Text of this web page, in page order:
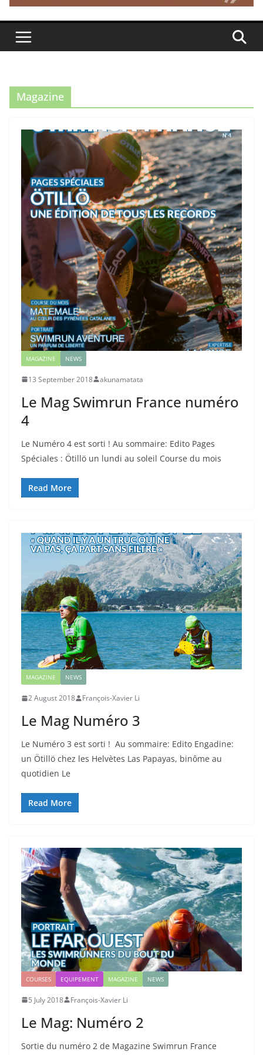
Magazine
MAGAZINE NEWS
13 September 2018 akunamatata
Le Mag Swimrun France numéro
4
Le Numéro 4 est sorti ! Au sommaire: Edito Pages
Spéciales : Ötillö un lundi au soleil Course du mois
Read More
MAGAZINE NEWS
2 August 2018 François-Xavier Li
Le Mag Numéro 3
Le Numéro 3 est sorti ! Au sommaire: Edito Engadine:
un Ötillö chez les Helvètes Las Papayas, binôme au
quotidien Le
Read More
COURSES EQUIPEMENT MAGAZINE NEWS
5 July 2018 François-Xavier Li
Le Mag: Numéro 2
Sortie du numéro 2 de Magazine Swimrun France